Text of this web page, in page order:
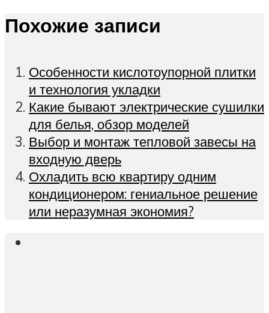
Похожие записи
Особенности кислотоупорной плитки
и технология укладки
Какие бывают электрические сушилки
для белья, обзор моделей
Выбор и монтаж тепловой завесы на
входную дверь
Охладить всю квартиру одним
кондиционером: гениальное решение
или неразумная экономия?